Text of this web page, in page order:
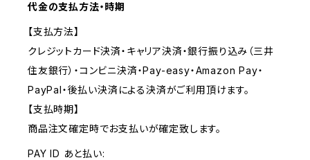
代金の支払方法・時期
【支払方法】
クレジットカード決済・キャリア決済・銀行振り込み（三井
住友銀行）・コンビニ決済・Pay-easy・Amazon Pay・
PayPal・後払い決済による決済がご利用頂けます。
【支払時期】
商品注文確定時でお支払いが確定致します。
PAY ID あと払い: